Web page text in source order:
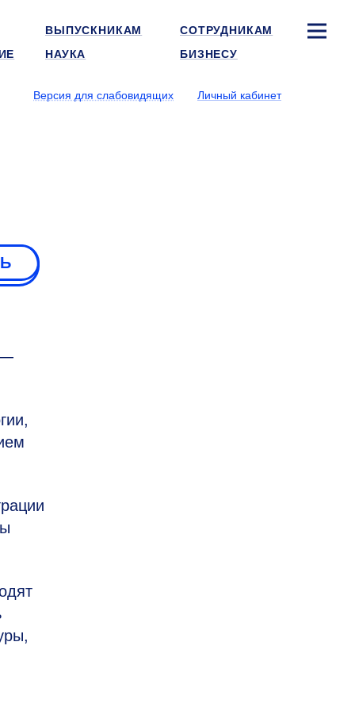
ВЫПУСКНИКАМ
СОТРУДНИКАМ
НАУКА БИЗНЕСУ
Версия для слабовидящих
Личный кабинет
—